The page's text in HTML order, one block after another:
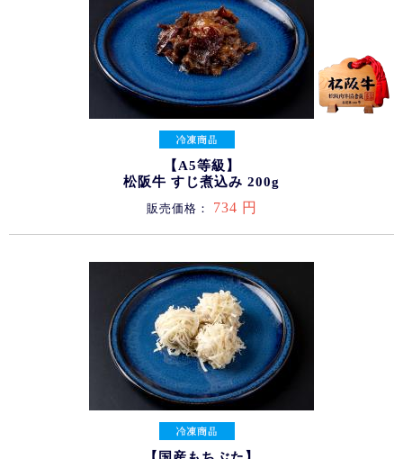
【A5等級】
松阪牛 すじ煮込み 200g
販売価格： 734 円